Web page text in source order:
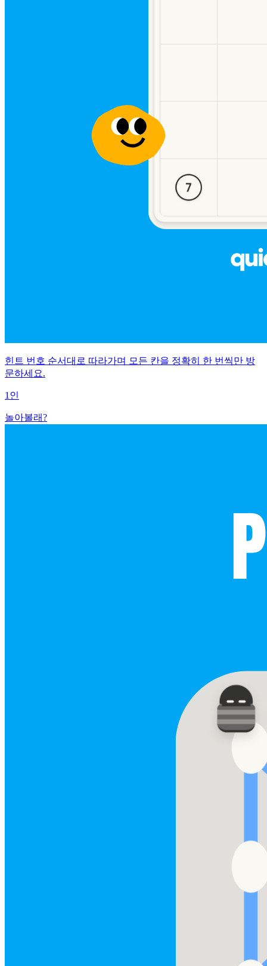
힌트 번호 순서대로 따라가며 모든 칸을 정확히 한 번씩만 방
문하세요.
1인
놀아볼래?